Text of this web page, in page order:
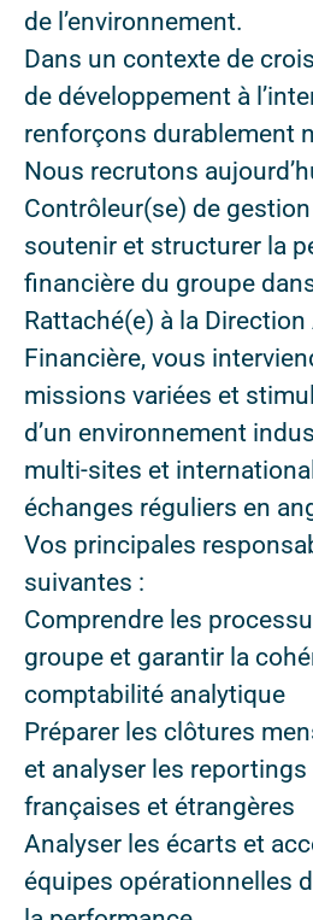
de l’environnement.
Dans un contexte de
de développement à
renforçons durablement
Nous recrutons
Contrôleur(se) de
soutenir et structurer la
financière du groupe
Rattaché(e) à la
Financière, vous
missions variées et
d’un environnement
multi-sites et
échanges réguliers en
Vos principales
suivantes :
Comprendre les
groupe et garantir la
comptabilité analytique
Préparer les clôtures
et analyser les
françaises et étrangères
Analyser les écarts et
équipes opérationnelles